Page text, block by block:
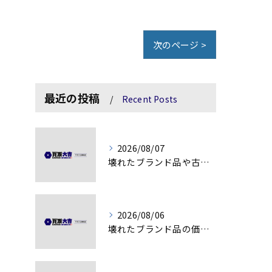
次のページ >
最近の投稿 Recent Posts
2026/08/07
壊れたブランド品や古物の価値を見極める秘訣
2026/08/06
壊れたブランド品の価値を見極める技術とは